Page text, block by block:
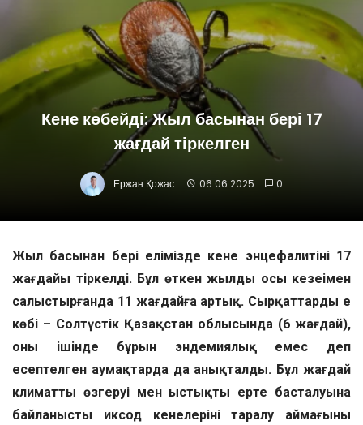
Кене көбейді: Жыл басынан бері 17
жағдай тіркелген
Ержан Қожас 06.06.2025 0
Жыл басынан бері елімізде кене энцефалитінің 17
жағдайы тіркелді. Бұл өткен жылдың осы кезеңімен
салыстырғанда 11 жағдайға артық. Сырқаттардың ең
көбі – Солтүстік Қазақстан облысында (6 жағдай),
оның ішінде бұрын эндемиялық емес деп
есептелген аумақтарда да анықталды. Бұл жағдай
климаттың өзгеруі мен ыстықтың ерте басталуына
байланысты иксод кенелерінің таралу аймағының